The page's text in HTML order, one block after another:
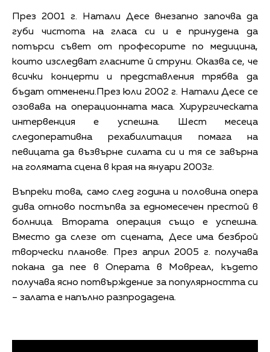
През 2001 г. Натали Десе внезапно започва да
губи чистота на гласа си и е принудена да
потърси съвет от професорите по медицина,
които изследват гласните й струни. Оказва се, че
всички концерти и представления трябва да
бъдат отменени.През юли 2002 г. Натали Десе се
озовава на операционната маса. Хирургическата
интервенция е успешна. Шест месеца
следоперативна рехабилитация помага на
певицата да възвърне силата си и тя се завърна
на голямата сцена в края на януари 2003г.
Въпреки това, само след година и половина опера
дива отново постъпва за едномесечен престой в
болница. Втората операция също е успешна.
Вместо да слезе от сцената, Десе има безброй
творчески планове. През април 2005 г. получава
покана да пее в Операта в Мовреал, където
получава ясно потвърждение за популярността си
– залата е напълно разпродадена.